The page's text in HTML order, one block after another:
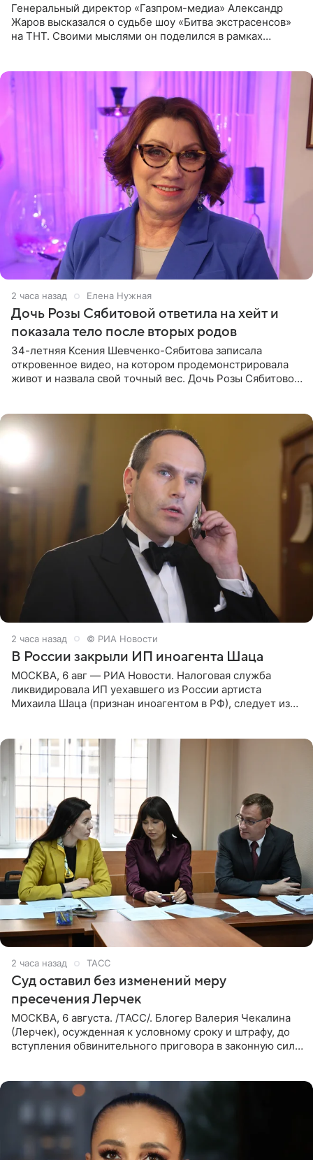
Генеральный директор «Газпром-медиа» Александр
Жаров высказался о судьбе шоу «Битва экстрасенсов»
на ТНТ. Своими мыслями он поделился в рамках
2 часа назад Елена Нужная
Дочь Розы Сябитовой ответила на хейт и
показала тело после вторых родов
34-летняя Ксения Шевченко-Сябитова записала
откровенное видео, на котором продемонстрировала
живот и назвала свой точный вес. Дочь Розы Сябитовой
2 часа назад © РИА Новости
В России закрыли ИП иноагента Шаца
МОСКВА, 6 авг — РИА Новости. Налоговая служба
ликвидировала ИП уехавшего из России артиста
Михаила Шаца (признан иноагентом в РФ), следует из
2 часа назад ТАСС
Суд оставил без изменений меру
пресечения Лерчек
МОСКВА, 6 августа. /ТАСС/. Блогер Валерия Чекалина
(Лерчек), осужденная к условному сроку и штрафу, до
вступления обвинительного приговора в законную силу